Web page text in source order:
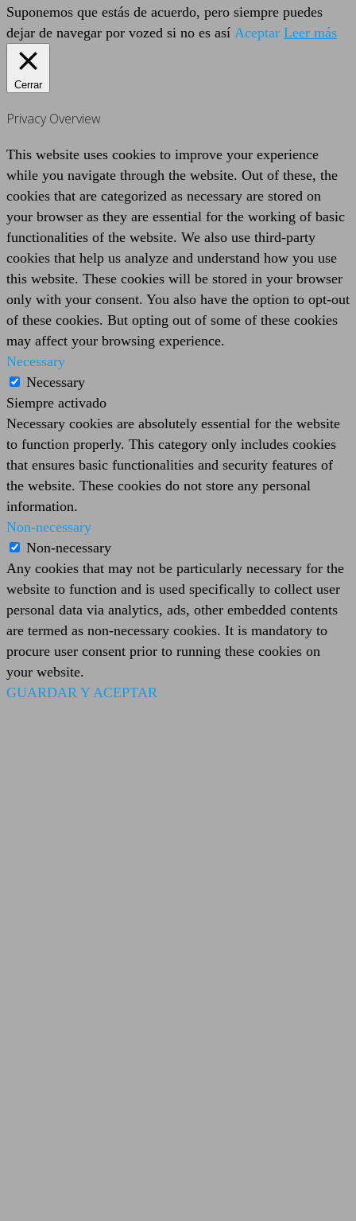
Suponemos que estás de acuerdo, pero siempre puedes
dejar de navegar por vozed si no es así Aceptar Leer más
Cerrar
Privacy Overview
This website uses cookies to improve your experience
while you navigate through the website. Out of these, the
cookies that are categorized as necessary are stored on
your browser as they are essential for the working of basic
functionalities of the website. We also use third-party
cookies that help us analyze and understand how you use
this website. These cookies will be stored in your browser
only with your consent. You also have the option to opt-out
of these cookies. But opting out of some of these cookies
may affect your browsing experience.
Necessary
Necessary
Siempre activado
Necessary cookies are absolutely essential for the website
to function properly. This category only includes cookies
that ensures basic functionalities and security features of
the website. These cookies do not store any personal
information.
Non-necessary
Non-necessary
Any cookies that may not be particularly necessary for the
website to function and is used specifically to collect user
personal data via analytics, ads, other embedded contents
are termed as non-necessary cookies. It is mandatory to
procure user consent prior to running these cookies on
your website.
GUARDAR Y ACEPTAR